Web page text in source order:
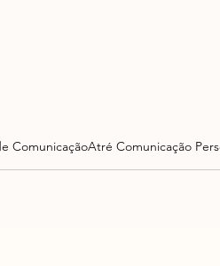
ComunicaçãoAtré Comunicação